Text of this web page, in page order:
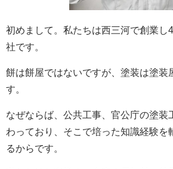
初めまして。私たちは西三河で創業し
社です。
餅は餅屋ではないですが、塗装は塗装
す。
なぜならば、公共工事、官公庁の塗装
わっており、そこで培った知識経験を
るからです。